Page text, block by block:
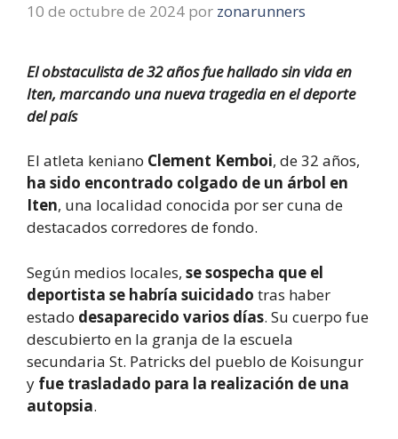
10 de octubre de 2024 por zonarunners
El obstaculista de 32 años fue hallado sin vida en
Iten, marcando una nueva tragedia en el deporte
del país
El atleta keniano Clement Kemboi, de 32 años,
ha sido encontrado colgado de un árbol en
Iten, una localidad conocida por ser cuna de
destacados corredores de fondo.
Según medios locales, se sospecha que el
deportista se habría suicidado tras haber
estado desaparecido varios días. Su cuerpo fue
descubierto en la granja de la escuela
secundaria St. Patricks del pueblo de Koisungur
y fue trasladado para la realización de una
autopsia.